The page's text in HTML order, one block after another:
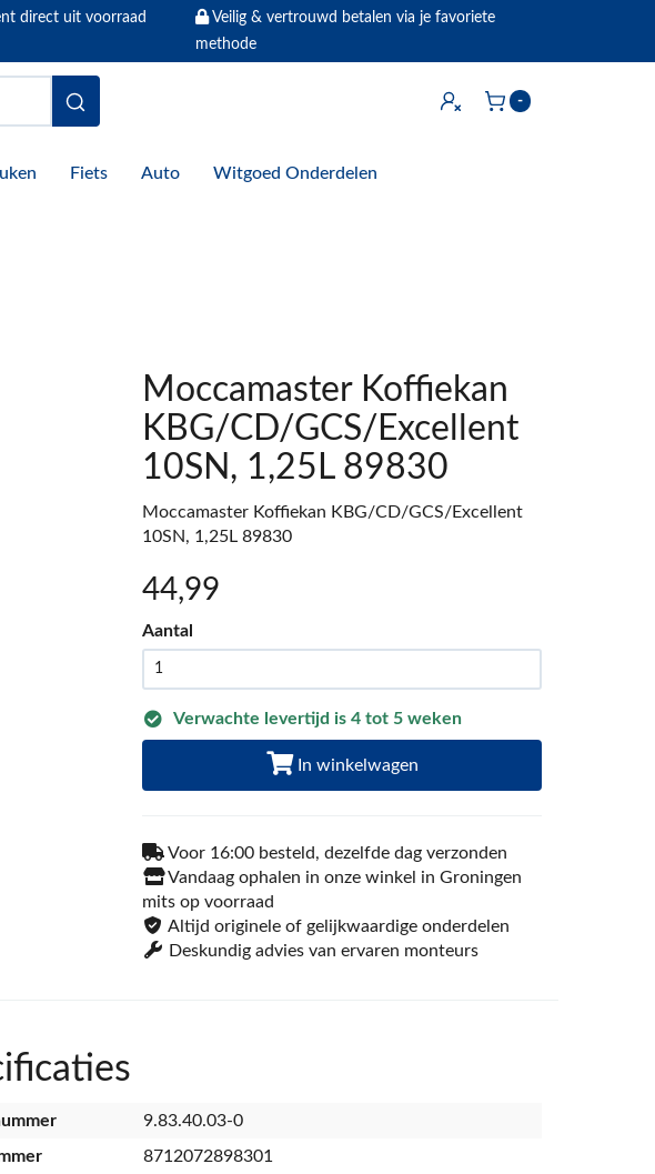
direct uit voorraad
Veilig & vertrouwd betalen via je favoriete
methode
Inloggen -
Fiets Auto Witgoed Onderdelen
Moccamaster Koffiekan
KBG/CD/GCS/Excellent
10SN, 1,25L 89830
Moccamaster Koffiekan KBG/CD/GCS/Excellent
10SN, 1,25L 89830
44,99
Aantal
Verwachte levertijd is 4 tot 5 weken
In winkelwagen
Voor 16:00 besteld, dezelfde dag verzonden
Vandaag ophalen in onze winkel in Groningen
mits op voorraad
Altijd originele of gelijkwaardige onderdelen
Deskundig advies van ervaren monteurs
9.83.40.03-0
8712072898301